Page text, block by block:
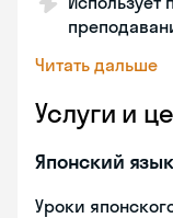
Читать дальше
Услуги и
Японский язык
Уроки